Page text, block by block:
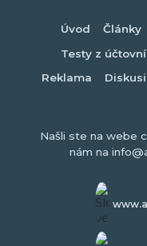
Úvod Články
Testy z
Reklama
Našli ste na webe
nám na